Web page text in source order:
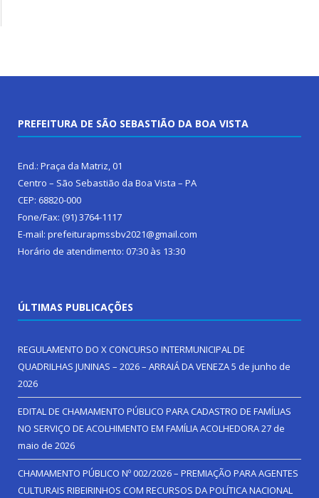
PREFEITURA DE SÃO SEBASTIÃO DA BOA VISTA
End.: Praça da Matriz, 01
Centro – São Sebastião da Boa Vista – PA
CEP: 68820-000
Fone/Fax: (91) 3764-1117
E-mail: prefeiturapmssbv2021@gmail.com
Horário de atendimento: 07:30 às 13:30
ÚLTIMAS PUBLICAÇÕES
REGULAMENTO DO X CONCURSO INTERMUNICIPAL DE
QUADRILHAS JUNINAS – 2026 – ARRAIÁ DA VENEZA5 de junho de
2026
EDITAL DE CHAMAMENTO PÚBLICO PARA CADASTRO DE FAMÍLIAS
NO SERVIÇO DE ACOLHIMENTO EM FAMÍLIA ACOLHEDORA27 de
maio de 2026
CHAMAMENTO PÚBLICO Nº 002/2026 – PREMIAÇÃO PARA AGENTES
CULTURAIS RIBEIRINHOS COM RECURSOS DA POLÍTICA NACIONAL